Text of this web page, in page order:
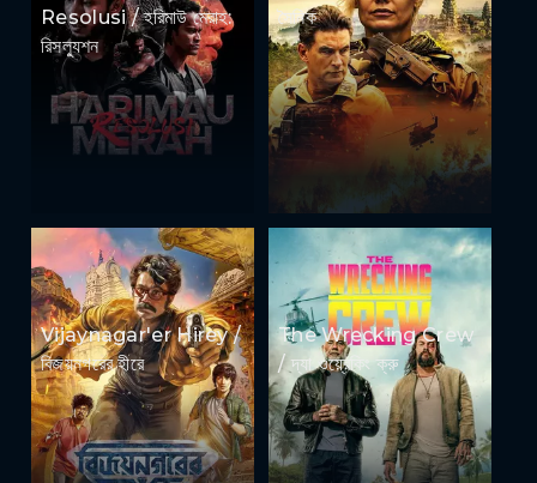
Resolusi / হরিমাউ মেরাহ:
রিসল্যুশন
সৈনিক
Vijaynagar'er Hirey /
বিজয়নগরের হীরে
The Wrecking Crew
/ দ্যা ওয়্রেকিং ক্রু